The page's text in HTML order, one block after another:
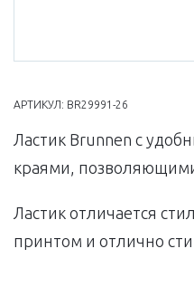
АРТИКУЛ: BR29991-26
Ластик Brunnen с
краями, позволяющими
Ластик отличается
принтом и отлично